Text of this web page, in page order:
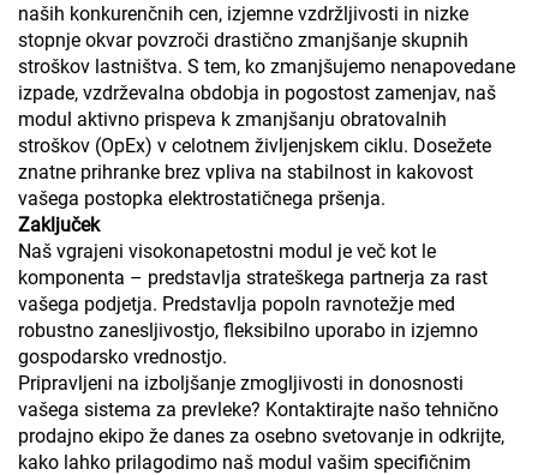
naših konkurenčnih cen, izjemne vzdržljivosti in nizke
stopnje okvar povzroči drastično zmanjšanje skupnih
stroškov lastništva. S tem, ko zmanjšujemo nenapovedane
izpade, vzdrževalna obdobja in pogostost zamenjav, naš
modul aktivno prispeva k zmanjšanju obratovalnih
stroškov (OpEx) v celotnem življenjskem ciklu. Dosežete
znatne prihranke brez vpliva na stabilnost in kakovost
vašega postopka elektrostatičnega pršenja.
Zaključek
Naš vgrajeni visokonapetostni modul je več kot le
komponenta – predstavlja strateškega partnerja za rast
vašega podjetja. Predstavlja popoln ravnotežje med
robustno zanesljivostjo, fleksibilno uporabo in izjemno
gospodarsko vrednostjo.
Pripravljeni na izboljšanje zmogljivosti in donosnosti
vašega sistema za prevleke? Kontaktirajte našo tehnično
prodajno ekipo že danes za osebno svetovanje in odkrijte,
kako lahko prilagodimo naš modul vašim specifičnim